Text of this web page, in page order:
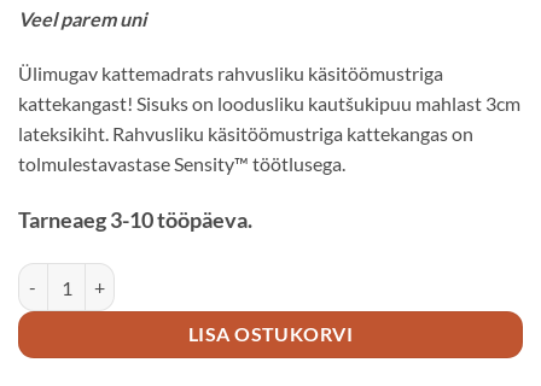
Veel parem uni
Ülimugav kattemadrats rahvusliku käsitöömustriga
kattekangast! Sisuks on loodusliku kautšukipuu mahlast 3cm
lateksikiht. Rahvusliku käsitöömustriga kattekangas on
tolmulestavastase Sensity™ töötlusega.
Tarneaeg 3-10 tööpäeva.
SLEEPWELL TOP LATEX ETNO KATTEMADRATS 120×200 kogus
LISA OSTUKORVI